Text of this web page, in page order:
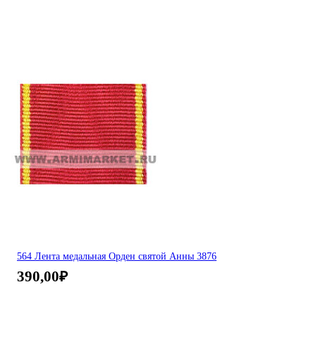
564 Лента медальная Орден святой Анны 3876
390,00₽